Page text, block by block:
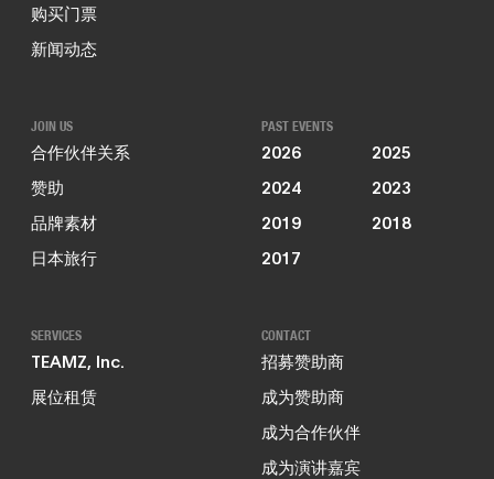
购买门票
新闻动态
JOIN US
合作伙伴关系
赞助
品牌素材
日本旅行
PAST EVENTS
2026
2025
2024
2023
2019
2018
2017
SERVICES
TEAMZ, Inc.
展位租赁
CONTACT
招募赞助商
成为赞助商
成为合作伙伴
成为演讲嘉宾